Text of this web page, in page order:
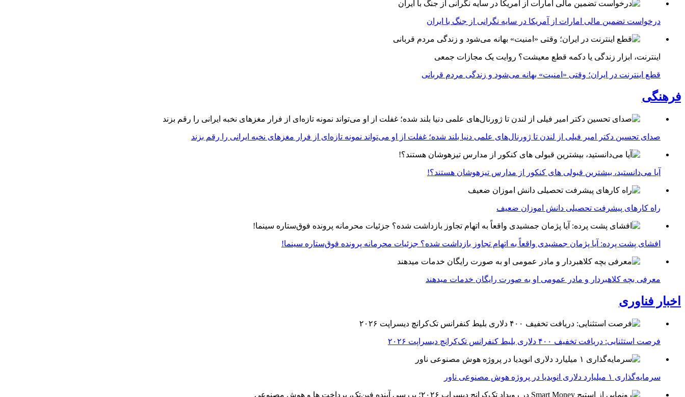
درخواست تضمین مالی امارات از آمریکا در سایه نگرانی از جنگ با ایران
اینترنت، ابزار زندگی یا دکمه قطع معیشت؟ روایت یک مجازات جمعی
قطع اینترنت در ایران؛ وقتی «امنیت» بهانه می‌شود و زندگی مردم قربانی
فرهنگی
صدای تحسین دکتر امیر فیلی از لندن تا ژورنال‌های علمی دنیا بلند شده؛ غفلت از او می‌تواند نمونه تازه‌ای از فرار مغزهای نخبه ایرانی را رقم بزند
آیا می‌دانستید، بیشترین قبولی های کنکور از مدارس تیزهوشان هستند؟!
راه کارهای پیشرفت تحصیلی دانش اموزان ضعیف
افشای پشت پرده: آیا پژمان جمشیدی واقعاً به اتهام تجاوز بازداشت شده؟ جزئیات محرمانه پرونده فوق‌ستاره سینما!
معرفی بچه کلاهبردار و مادر عمومی او به صورت رایگان خدمات میدهند
اخبار فناوری
فرصت استثنایی: دریافت تخفیف ۴۰۰ دلاری بلیط کنفرانس تک‌کرانچ دیسراپت ۲۰۲۶
سرمایه‌گذاری ۱ میلیارد دلاری انویدیا در پروژه هوش مصنوعی ناور